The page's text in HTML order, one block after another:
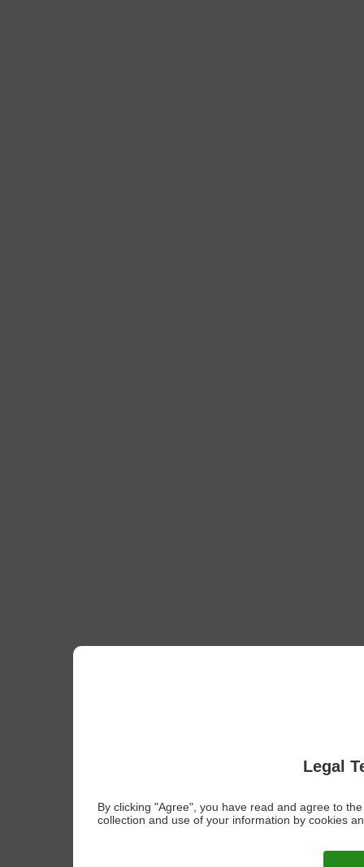
Legal
By clicking "Agree", you have read and agree to
collection and use of your information by cookies